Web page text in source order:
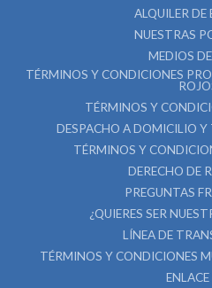
ALQUILER DE
NUESTRAS
MEDIOS
TÉRMINOS Y CONDICIONES
TÉRMINOS Y
DESPACHO A DOMICILIO Y
TÉRMINOS Y
DERECHO DE
PREGUNTAS
¿QUIERES SER
LÍNEA DE
TÉRMINOS Y CONDICIONES
ENLACE